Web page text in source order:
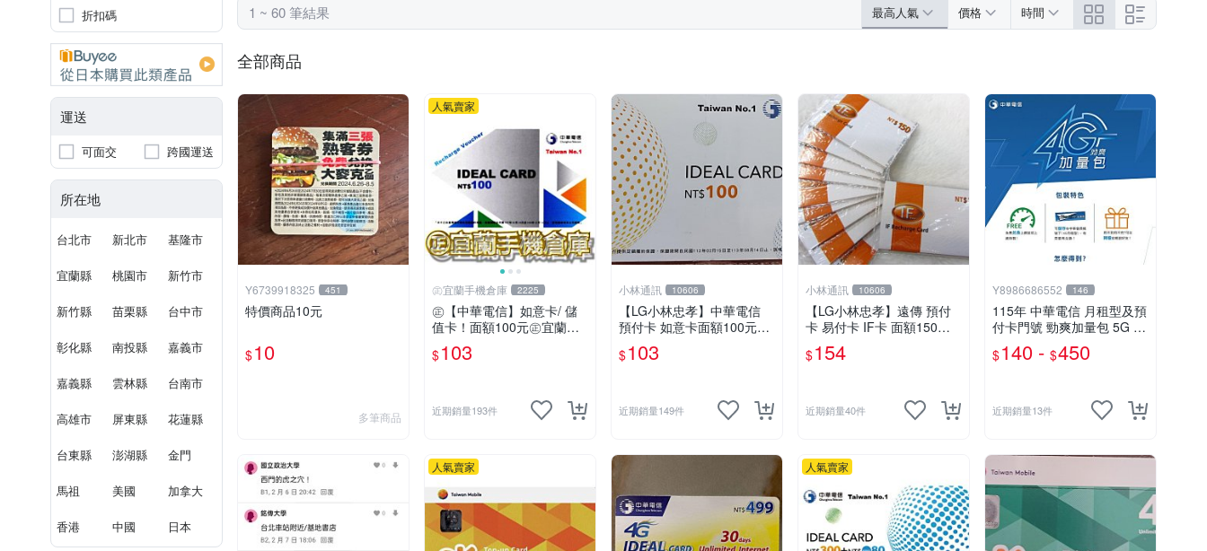
折扣碼
運送
可面交 跨國運送
所在地
台北市 新北市 基隆市
宜蘭縣 桃園市 新竹市
新竹縣 苗栗縣 台中市
彰化縣 南投縣 嘉義市
嘉義縣 雲林縣 台南市
高雄市 屏東縣 花蓮縣
台東縣 澎湖縣 金門
馬祖 美國 加拿大
香港 中國 日本
1 ~ 60 筆結果 最高人氣 價格 時間
全部商品
Y6739918325 451
特價商品10元
$10
多筆商品
人氣賣家
㊣宜蘭手機倉庫 2225
㊣【中華電信】如意卡/ 儲
值卡！面額100元㊣宜蘭手
機倉庫
$103
近期銷量193件
小林通訊 10606
【LG小林忠孝】中華電信
預付卡 如意卡面額100元
(儲值卡/補充卡)
$103
近期銷量149件
小林通訊 10606
【LG小林忠孝】遠傳 預付
卡 易付卡 IF卡 面額150元
(儲值卡/補充卡)
$154
近期銷量40件
Y8986686552 146
115年 中華電信 月租型及預
付卡門號 勁爽加量包 5G 7
G 9G 30天無線上網
$140 - $450
近期銷量13件
人氣賣家 人氣賣家